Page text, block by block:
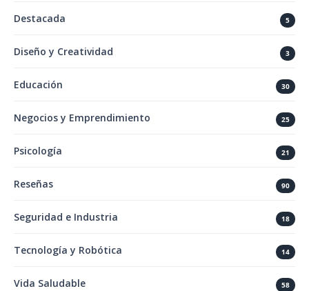
Destacada 5
Diseño y Creatividad 3
Educación 30
Negocios y Emprendimiento 25
Psicología 21
Reseñas 90
Seguridad e Industria 18
Tecnología y Robótica 14
Vida Saludable 58